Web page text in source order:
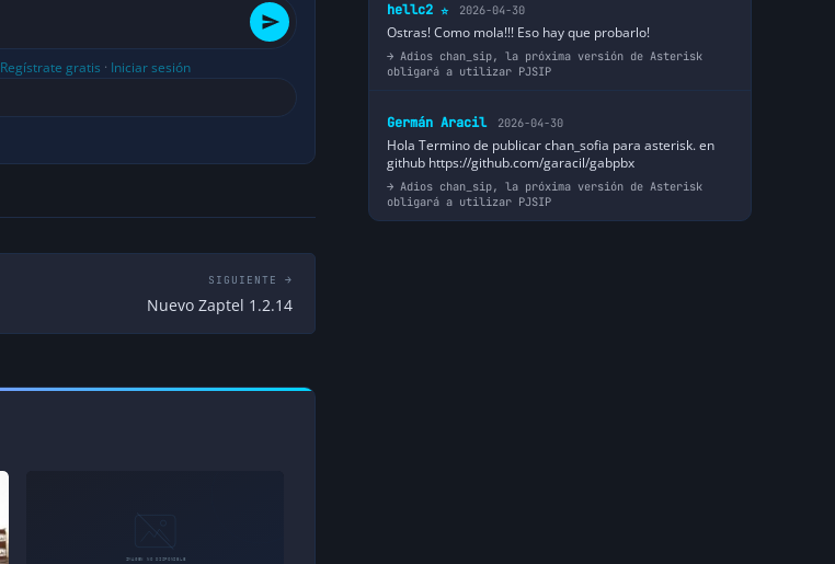
Regístrate gratis · Iniciar sesión
SIGUIENTE →
Nuevo Zaptel 1.2.14
hellc2 ⭐ 2026-04-30
Ostras! Como mola!!! Eso hay que probarlo!
Adios chan_sip, la próxima versión de Asterisk
obligará a utilizar PJSIP
Germán Aracil 2026-04-30
Hola Termino de publicar chan_sofia para asterisk. en
github https://github.com/garacil/gabpbx
Adios chan_sip, la próxima versión de Asterisk
obligará a utilizar PJSIP